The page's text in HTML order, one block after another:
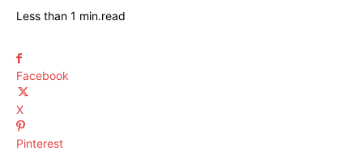
Less than 1 min.read
Facebook
X
Pinterest